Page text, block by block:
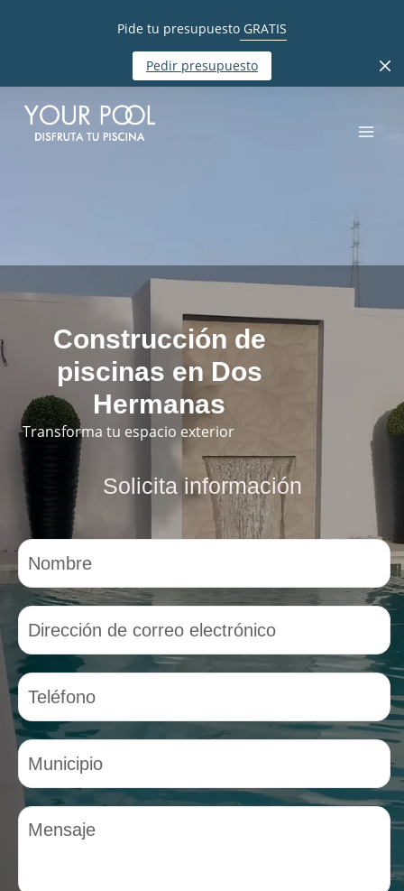
Pide tu presupuesto GRATIS
Pedir presupuesto
Construcción de
piscinas en Dos
Hermanas
Transforma tu espacio exterior
Solicita información